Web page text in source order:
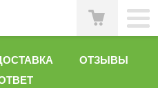
ОТЗЫВЫ